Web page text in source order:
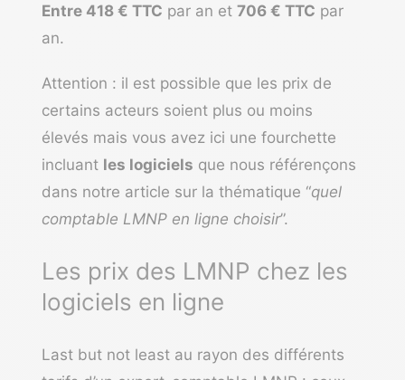
Entre 418 € TTC par an et 706 € TTC par
an.
Attention : il est possible que les prix de
certains acteurs soient plus ou moins
élevés mais vous avez ici une fourchette
incluant les logiciels que nous référençons
dans notre article sur la thématique “quel
comptable LMNP en ligne choisir”.
Les prix des LMNP chez les
logiciels en ligne
Last but not least au rayon des différents